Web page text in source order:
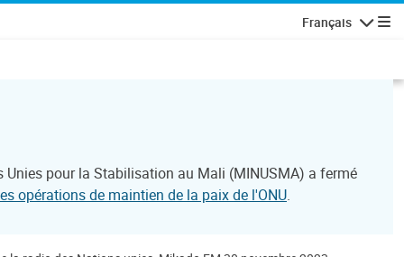
Français
pour la Stabilisation au Mali (MINUSMA) a fermé
opérations de maintien de la paix de l'ONU.